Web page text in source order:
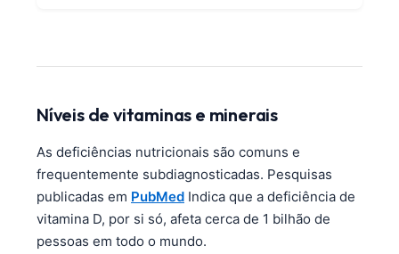
Níveis de vitaminas e minerais
As deficiências nutricionais são comuns e
frequentemente subdiagnosticadas. Pesquisas
publicadas em PubMed Indica que a deficiência de
vitamina D, por si só, afeta cerca de 1 bilhão de
pessoas em todo o mundo.
हिन्दी
Bahasa Indonesia
Íslenska
Bosanski